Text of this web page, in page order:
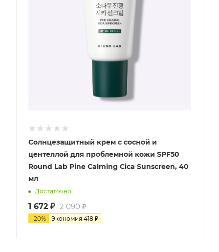
Солнцезащитный крем с сосной и
центеллой для проблемной кожи SPF50
Round Lab Pine Calming Cica Sunscreen, 40
мл
Достаточно
1 672 ₽ 2 090 ₽
-20% Экономия 418 ₽